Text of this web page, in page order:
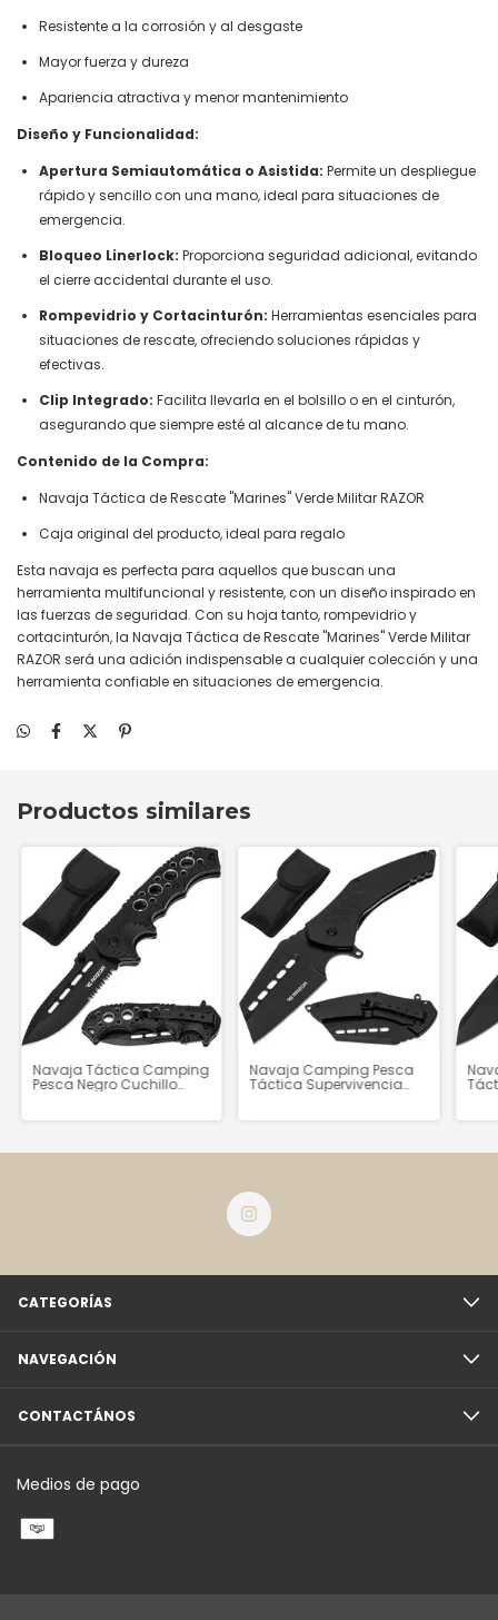
Resistente a la corrosión y al desgaste
Mayor fuerza y dureza
Apariencia atractiva y menor mantenimiento
Diseño y Funcionalidad:
Apertura Semiautomática o Asistida: Permite un despliegue
rápido y sencillo con una mano, ideal para situaciones de
emergencia.
Bloqueo Linerlock: Proporciona seguridad adicional, evitando
el cierre accidental durante el uso.
Rompevidrio y Cortacinturón: Herramientas esenciales para
situaciones de rescate, ofreciendo soluciones rápidas y
efectivas.
Clip Integrado: Facilita llevarla en el bolsillo o en el cinturón,
asegurando que siempre esté al alcance de tu mano.
Contenido de la Compra:
Navaja Táctica de Rescate "Marines" Verde Militar RAZOR
Caja original del producto, ideal para regalo
Esta navaja es perfecta para aquellos que buscan una
herramienta multifuncional y resistente, con un diseño inspirado en
las fuerzas de seguridad. Con su hoja tanto, rompevidrio y
cortacinturón, la Navaja Táctica de Rescate "Marines" Verde Militar
RAZOR será una adición indispensable a cualquier colección y una
herramienta confiable en situaciones de emergencia.
Productos similares
Navaja Táctica Camping
Pesca Negro Cuchillo
Navaja Camping Pesca
Táctica Supervivencia
CATEGORÍAS
NAVEGACIÓN
CONTACTÁNOS
Medios de pago